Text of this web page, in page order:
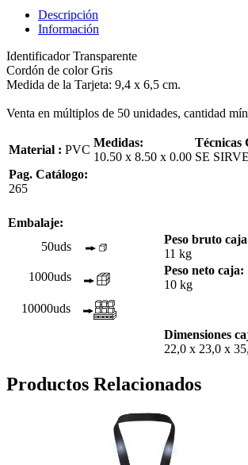
Descripción
Información
Identificador Transparente
Cordón de color Gris
Medida de la Tarjeta: 9,4 x 6,5 cm.
Venta en múltiplos de 50 unidades, cantidad
Material : PVC
Medidas:
10.50 x 8.50 x 0.00
Técnicas
SE
Pag. Catálogo:
265
Embalaje:
50uds
Peso bruto
11 kg
1000uds
Peso neto caja:
10 kg
10000uds
Dimensiones
22,0 x 23,0 x
Productos Relacionados